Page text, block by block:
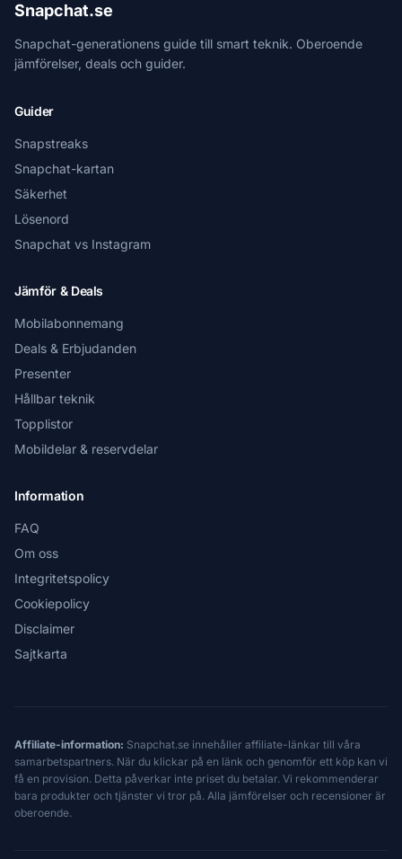
Snapchat.se
Snapchat-generationens guide till smart teknik. Oberoende
jämförelser, deals och guider.
Guider
Snapstreaks
Snapchat-kartan
Säkerhet
Lösenord
Snapchat vs Instagram
Jämför & Deals
Mobilabonnemang
Deals & Erbjudanden
Presenter
Hållbar teknik
Topplistor
Mobildelar & reservdelar
Information
FAQ
Om oss
Integritetspolicy
Cookiepolicy
Disclaimer
Sajtkarta
Affiliate-information: Snapchat.se innehåller affiliate-länkar till våra
samarbetspartners. När du klickar på en länk och genomför ett köp kan vi
få en provision. Detta påverkar inte priset du betalar. Vi rekommenderar
bara produkter och tjänster vi tror på. Alla jämförelser och recensioner är
oberoende.